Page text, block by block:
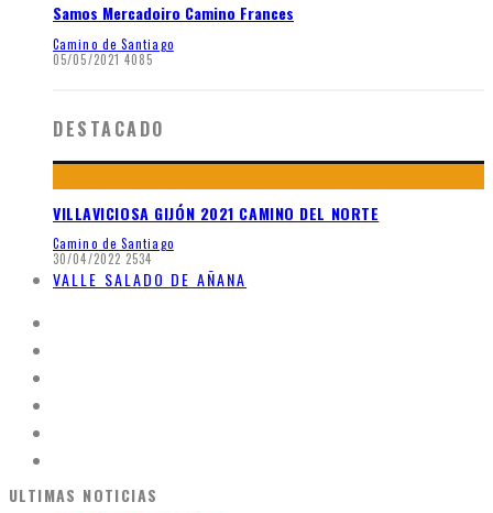
Samos Mercadoiro Camino Frances
Camino de Santiago
05/05/2021 4085
DESTACADO
VILLAVICIOSA GIJÓN 2021 CAMINO DEL NORTE
Camino de Santiago
30/04/2022 2534
VALLE SALADO DE AÑANA
ULTIMAS NOTICIAS